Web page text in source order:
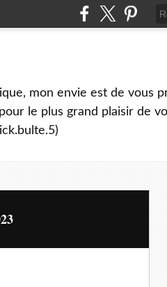
mon envie est de vous
le plus grand plaisir de